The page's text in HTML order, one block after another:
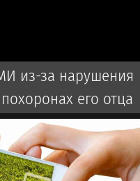
из-за нарушения
его отца